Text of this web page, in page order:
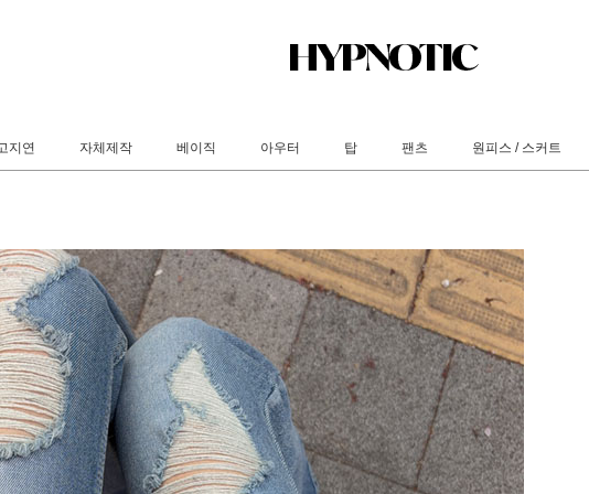
지연 자체제작 베이직 아우터 탑 팬츠 원피스 / 스커트